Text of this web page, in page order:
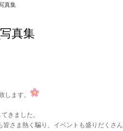
真集
真集
します。
きました。
さま熱く騙り、イベントも盛りだくさん